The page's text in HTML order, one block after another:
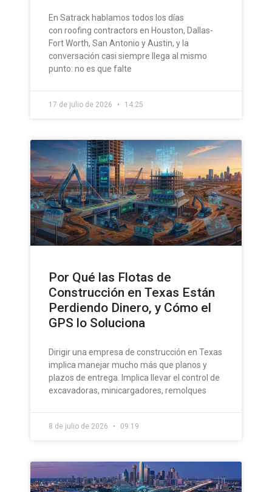
En Satrack hablamos todos los días
con roofing contractors en Houston, Dallas-
Fort Worth, San Antonio y Austin, y la
conversación casi siempre llega al mismo
punto: no es que falte
17 de julio de 2026 14:25
Por Qué las Flotas de
Construcción en Texas Están
Perdiendo Dinero, y Cómo el
GPS lo Soluciona
Dirigir una empresa de construcción en Texas
implica manejar mucho más que planos y
plazos de entrega. Implica llevar el control de
excavadoras, minicargadores, remolques
8 de julio de 2026 09:19